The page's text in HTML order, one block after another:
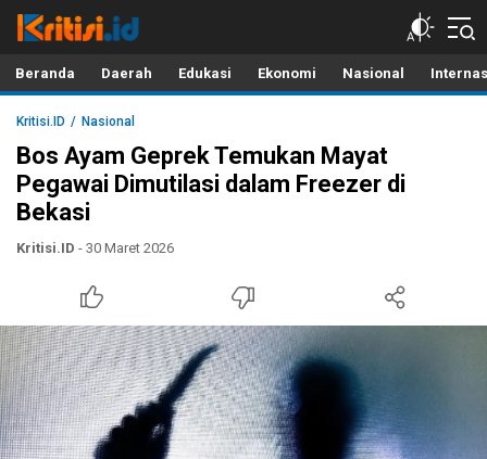
Kritisi.ID
Kritik untuk Negeri!
Beranda Daerah Edukasi Ekonomi Nasional
Kritisi.ID Nasional
Bos Ayam Geprek Temukan Mayat
Pegawai Dimutilasi dalam Freezer di
Bekasi
Kritisi.ID - 30 Maret 2026